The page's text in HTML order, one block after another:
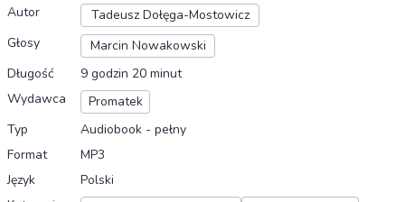
Autor
Tadeusz Dołęga-Mostowicz
Głosy
Marcin Nowakowski
Długość
9 godzin 20 minut
Wydawca
Promatek
Typ
Audiobook - pełny
Format
MP3
Język
Polski